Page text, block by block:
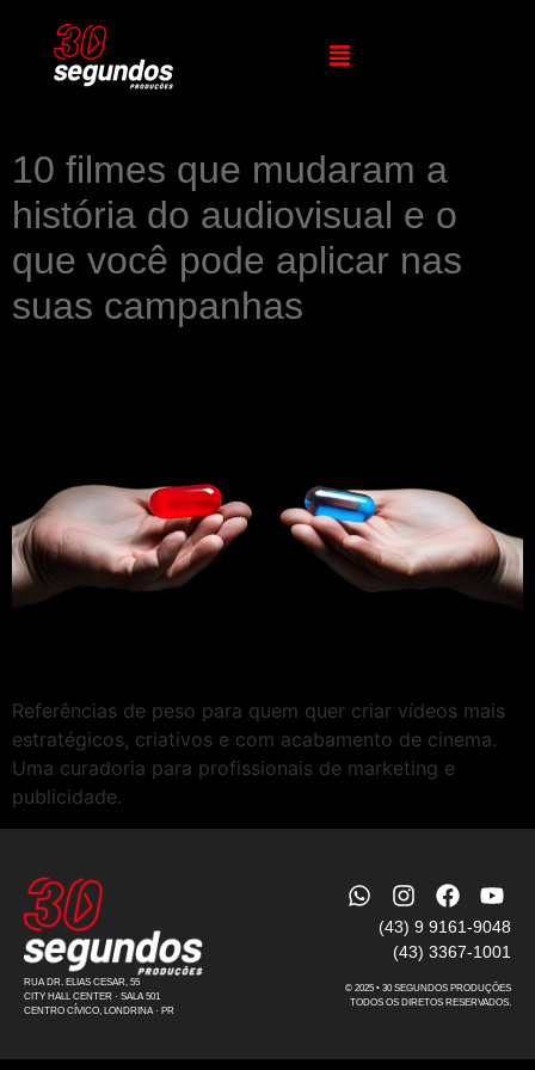
10 filmes que mudaram a
história do audiovisual e o
que você pode aplicar nas
suas campanhas
Referências de peso para quem quer criar vídeos mais
estratégicos, criativos e com acabamento de cinema.
Uma curadoria para profissionais de marketing e
publicidade.
RUA DR. ELIAS CESAR, 55
CITY HALL CENTER · SALA 501
CENTRO CÍVICO, LONDRINA · PR
(43) 9 9161-9048
(43) 3367-1001
© 2025 • 30 SEGUNDOS PRODUÇÕES
TODOS OS DIRETOS RESERVADOS.